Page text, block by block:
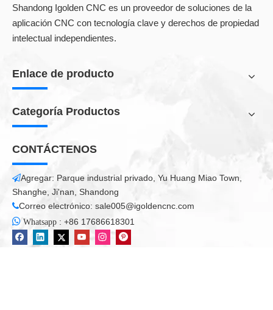
PREGUNTAS MÁS FRECUENTES:
1. ¿Qué amable bomba de vacío utiliza para la máquina de
Shandong Igolden CNC es un proveedor de soluciones de la
aplicación CNC con tecnología clave y derechos de propiedad
intelectual independientes.
Enlace de producto
Categoría Productos
CONTÁCTENOS
Agregar: Parque industrial privado, Yu Huang Miao Town,
Shanghe, Ji'nan, Shandong
Correo electrónico: sale005@igoldencnc.com
 Whatsapp : +86 17686618301